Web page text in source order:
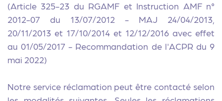
(Article 325-23 du RGAMF et Instruction AMF n°
2012-07 du 13/07/2012 - MAJ 24/04/2013,
20/11/2013 et 17/10/2014 et 12/12/2016 avec effet
au 01/05/2017 - Recommandation de l'ACPR du 9
mai 2022)
Notre service réclamation peut être contacté selon